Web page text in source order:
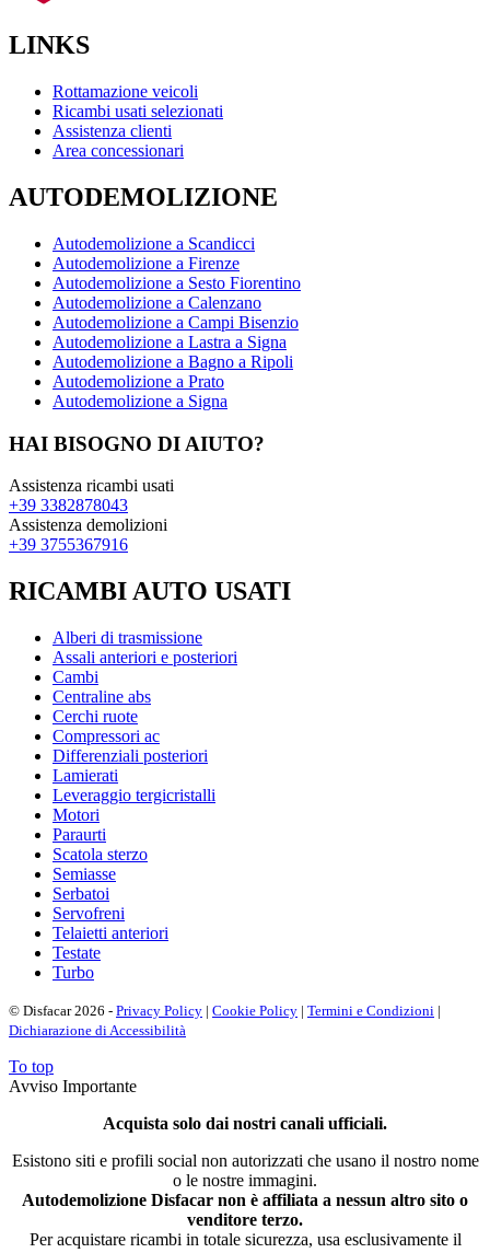
LINKS
Rottamazione veicoli
Ricambi usati selezionati
Assistenza clienti
Area concessionari
AUTODEMOLIZIONE
Autodemolizione a Scandicci
Autodemolizione a Firenze
Autodemolizione a Sesto Fiorentino
Autodemolizione a Calenzano
Autodemolizione a Campi Bisenzio
Autodemolizione a Lastra a Signa
Autodemolizione a Bagno a Ripoli
Autodemolizione a Prato
Autodemolizione a Signa
HAI BISOGNO DI AIUTO?
Assistenza ricambi usati
+39 3382878043
Assistenza demolizioni
+39 3755367916
RICAMBI AUTO USATI
Alberi di trasmissione
Assali anteriori e posteriori
Cambi
Centraline abs
Cerchi ruote
Compressori ac
Differenziali posteriori
Lamierati
Leveraggio tergicristalli
Motori
Paraurti
Scatola sterzo
Semiasse
Serbatoi
Servofreni
Telaietti anteriori
Testate
Turbo
© Disfacar 2026 - Privacy Policy | Cookie Policy | Termini e Condizioni |
Dichiarazione di Accessibilità
To top
Avviso Importante
Acquista solo dai nostri canali ufficiali.
Esistono siti e profili social non autorizzati che usano il nostro nome
o le nostre immagini.
Autodemolizione Disfacar non è affiliata a nessun altro sito o
venditore terzo.
Per acquistare ricambi in totale sicurezza, usa esclusivamente il